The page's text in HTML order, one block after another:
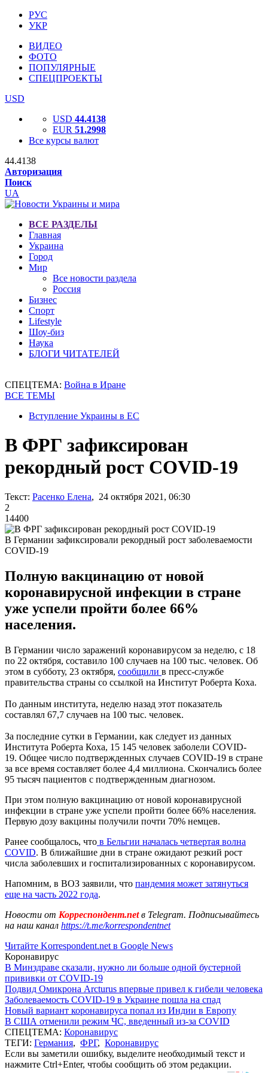
РУС
УКР
ВИДЕО
ФОТО
ПОПУЛЯРНЫЕ
СПЕЦПРОЕКТЫ
USD
USD 44.4138
EUR 51.2998
Все курсы валют
44.4138
Авторизация
Поиск
UA
ВСЕ РАЗДЕЛЫ
Главная
Украина
Город
Мир
Все новости раздела
Россия
Бизнес
Спорт
Lifestyle
Шоу-биз
Наука
БЛОГИ ЧИТАТЕЛЕЙ
СПЕЦТЕМА: Война в Иране
ВСЕ ТЕМЫ
Вступление Украины в ЕС
В ФРГ зафиксирован
рекордный рост COVID-19
Текст: Расенко Елена, 24 октября 2021, 06:30
2
14400
В Германии зафиксировали рекордный рост заболеваемости
COVID-19
Полную вакцинацию от новой
коронавирусной инфекции в стране
уже успели пройти более 66%
населения.
В Германии число заражений коронавирусом за неделю, с 18
по 22 октября, составило 100 случаев на 100 тыс. человек. Об
этом в субботу, 23 октября, сообщили в пресс-службе
правительства страны со ссылкой на Институт Роберта Коха.
По данным института, неделю назад этот показатель
составлял 67,7 случаев на 100 тыс. человек.
За последние сутки в Германии, как следует из данных
Института Роберта Коха, 15 145 человек заболели COVID-
19. Общее число подтвержденных случаев COVID-19 в стране
за все время составляет более 4,4 миллиона. Скончались более
95 тысяч пациентов с подтвержденным диагнозом.
При этом полную вакцинацию от новой коронавирусной
инфекции в стране уже успели пройти более 66% населения.
Первую дозу вакцины получили почти 70% немцев.
Ранее сообщалось, что в Бельгии началась четвертая волна
COVID. В ближайшие дни в стране ожидают резкий рост
числа заболевших и госпитализированных с коронавирусом.
Напомним, в ВОЗ заявили, что пандемия может затянуться
еще на часть 2022 года.
Новости от Корреспондент.netв Telegram. Подписывайтесь
на наш канал https://t.me/korrespondentnet
Читайте Korrespondent.net в Google News
Коронавирус
В Минздраве сказали, нужно ли больше одной бустерной
прививки от COVID-19
Подвид Омикрона Arcturus впервые привел к гибели человека
Заболеваемость COVID-19 в Украине пошла на спад
Новый вариант коронавируса попал из Индии в Европу
В США отменили режим ЧС, введенный из-за COVID
СПЕЦТЕМА: Коронавирус
ТЕГИ: Германия, ФРГ, Коронавирус
Если вы заметили ошибку, выделите необходимый текст и
нажмите Ctrl+Enter, чтобы сообщить об этом редакции.